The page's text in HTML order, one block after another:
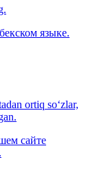
языке.
ortiq so‘zlar,
сайте